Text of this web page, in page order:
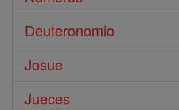
Deuteronomio
Josue
Jueces